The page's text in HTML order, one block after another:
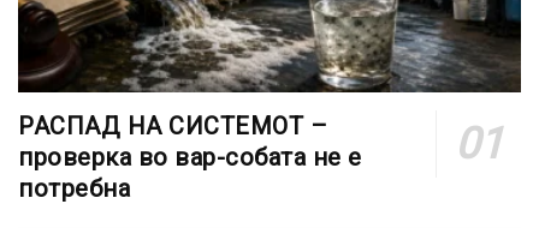
РАСПАД НА СИСТЕМОТ –
проверка во вар-собата не е
потребна